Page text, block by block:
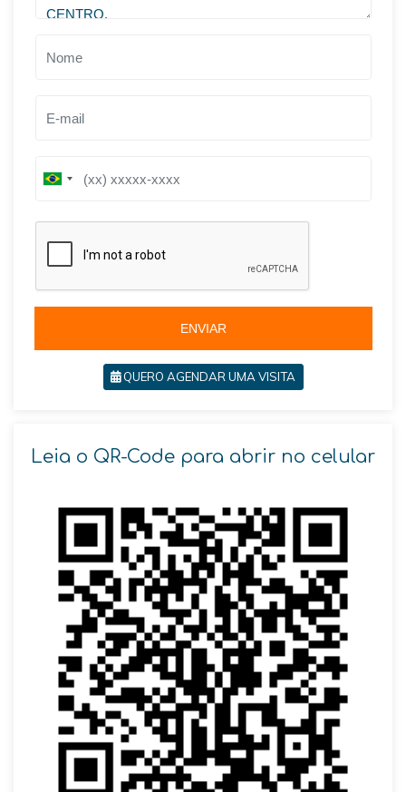
B
i
l
ENVIAR
QUERO AGENDAR UMA VISITA
Leia o QR-Code para abrir no celular